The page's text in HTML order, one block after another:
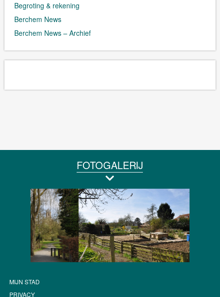
Begroting & rekening
Berchem News
Berchem News – Archief
FOTOGALERIJ
MIJN STAD
PRIVACY